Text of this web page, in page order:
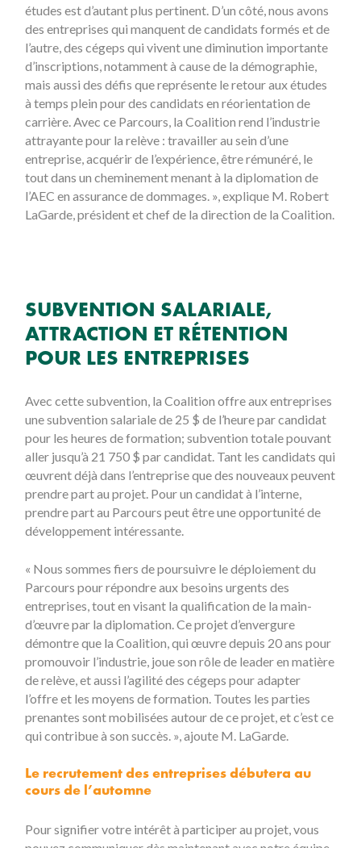
études est d’autant plus pertinent. D’un côté, nous avons
des entreprises qui manquent de candidats formés et de
l’autre, des cégeps qui vivent une diminution importante
d’inscriptions, notamment à cause de la démographie,
mais aussi des défis que représente le retour aux études
à temps plein pour des candidats en réorientation de
carrière. Avec ce Parcours, la Coalition rend l’industrie
attrayante pour la relève : travailler au sein d’une
entreprise, acquérir de l’expérience, être rémunéré, le
tout dans un cheminement menant à la diplomation de
l’AEC en assurance de dommages. », explique M. Robert
LaGarde, président et chef de la direction de la Coalition.
SUBVENTION SALARIALE,
ATTRACTION ET RÉTENTION
POUR LES ENTREPRISES
Avec cette subvention, la Coalition offre aux entreprises
une subvention salariale de 25 $ de l’heure par candidat
pour les heures de formation; subvention totale pouvant
aller jusqu’à 21 750 $ par candidat. Tant les candidats qui
œuvrent déjà dans l’entreprise que des nouveaux peuvent
prendre part au projet. Pour un candidat à l’interne,
prendre part au Parcours peut être une opportunité de
développement intéressante.
« Nous sommes fiers de poursuivre le déploiement du
Parcours pour répondre aux besoins urgents des
entreprises, tout en visant la qualification de la main-
d’œuvre par la diplomation. Ce projet d’envergure
démontre que la Coalition, qui œuvre depuis 20 ans pour
promouvoir l’industrie, joue son rôle de leader en matière
de relève, et aussi l’agilité des cégeps pour adapter
l’offre et les moyens de formation. Toutes les parties
prenantes sont mobilisées autour de ce projet, et c’est ce
qui contribue à son succès. », ajoute M. LaGarde.
Le recrutement des entreprises débutera au
cours de l’automne
Pour signifier votre intérêt à participer au projet, vous